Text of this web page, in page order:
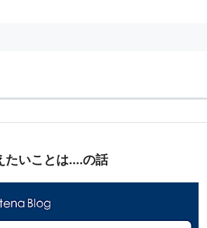
いことは....の話